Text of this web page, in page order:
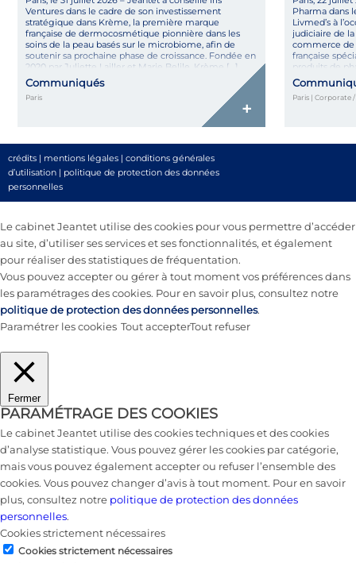
Ventures dans le cadre de son investissement
stratégique dans Krème, la première marque
française de dermocosmétique pionnière dans les
soins de la peau basés sur le microbiome, afin de
soutenir sa prochaine phase de croissance. Fondée en
2020 par Juliette Lailler et Marie Belile, Krème […]
Communiqués
Paris
+
Pharma dans
Livmed’s à
judiciaire de
commerce de
française
produits de
Paris | Corporate
crédits | mentions légales | conditions générales
d’utilisation | politique de protection des données
personnelles
Le cabinet Jeantet utilise des cookies pour vous permettre d’accéder
au site, d’utiliser ses services et ses fonctionnalités, et également
pour réaliser des statistiques de fréquentation.
Vous pouvez accepter ou gérer à tout moment vos préférences dans
les paramétrages des cookies. Pour en savoir plus, consultez notre
politique de protection des données personnelles.
Paramétrer les cookies Tout accepterTout refuser
Fermer
PARAMÉTRAGE DES COOKIES
Le cabinet Jeantet utilise des cookies techniques et des cookies
d’analyse statistique. Vous pouvez gérer les cookies par catégorie,
mais vous pouvez également accepter ou refuser l’ensemble des
cookies. Vous pouvez changer d’avis à tout moment. Pour en savoir
plus, consultez notre politique de protection des données
personnelles.
Cookies strictement nécessaires
Cookies strictement nécessaires